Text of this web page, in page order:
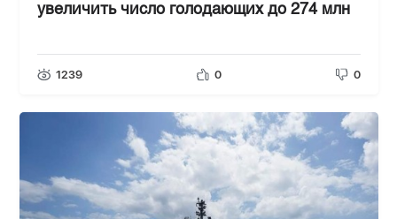
увеличить число голодающих до 274 млн
1239 0 0